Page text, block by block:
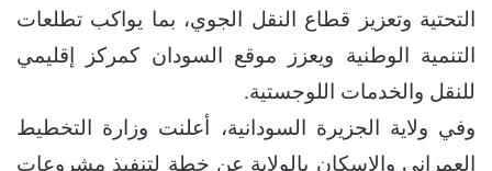
التحتية وتعزيز قطاع النقل الجوي، بما يواكب تطلعات
التنمية الوطنية ويعزز موقع السودان كمركز إقليمي
للنقل والخدمات اللوجستية.
وفي ولاية الجزيرة السودانية، أعلنت وزارة التخطيط
العمراني والإسكان بالولاية عن خطة لتنفيذ مشروعات